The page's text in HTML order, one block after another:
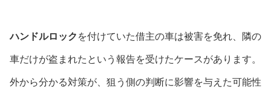
ハンドルロック を付けていた借主の車は被害を免れ、隣の
車だけが盗まれたという報告を受けたケースがあります。
外から分かる対策が、狙う側の判断に影響を与えた可能性